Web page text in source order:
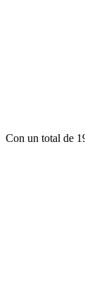
Con un total de